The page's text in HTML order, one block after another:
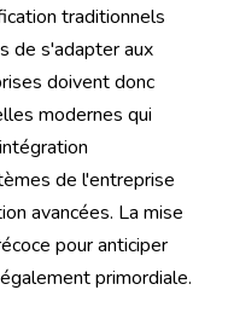
traditionnels
de s'adapter aux
doivent donc
modernes qui
de l'entreprise
avancées. La mise
pour anticiper
primordiale.